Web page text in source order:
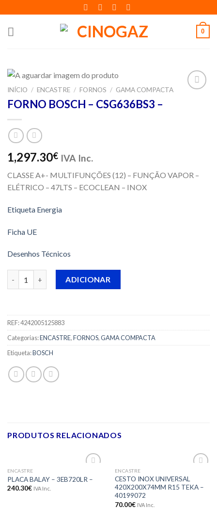
to
content
0
INÍCIO / ENCASTRE / FORNOS / GAMA COMPACTA
FORNO BOSCH – CSG636BS3 –
1,297.30€ IVA Inc.
CLASSE A+- MULTIFUNÇÕES (12) – FUNÇÃO VAPOR –
ELÉTRICO – 47LTS – ECOCLEAN – INOX
Etiqueta Energia
Ficha UE
Desenhos Técnicos
ADICIONAR
REF:4242005125883
Categorias:ENCASTRE,FORNOS,GAMA COMPACTA
Etiqueta:BOSCH
PRODUTOS RELACIONADOS
aos meus
ENCASTRE
PLACA BALAY – 3EB720LR –
240.30€ IVA Inc.
aos meus
desejos
ENCASTRE
CESTO INOX UNIVERSAL
420X200X74MM R15 TEKA –
40199072
70.00€ IVA Inc.